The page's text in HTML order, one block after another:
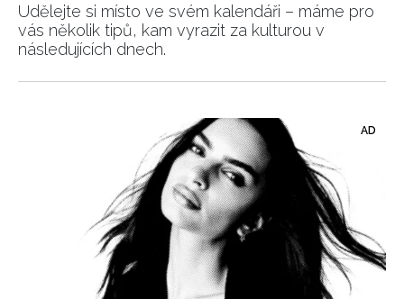
Udělejte si místo ve svém kalendáři – máme pro
vás několik tipů, kam vyrazit za kulturou v
následujících dnech.